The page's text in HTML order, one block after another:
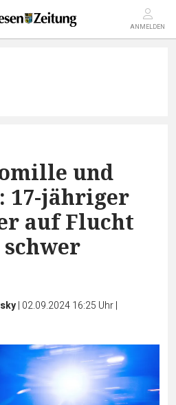
ANMELDEN
und
17-jähriger
auf Flucht
| 02.09.2024 16:25 Uhr|